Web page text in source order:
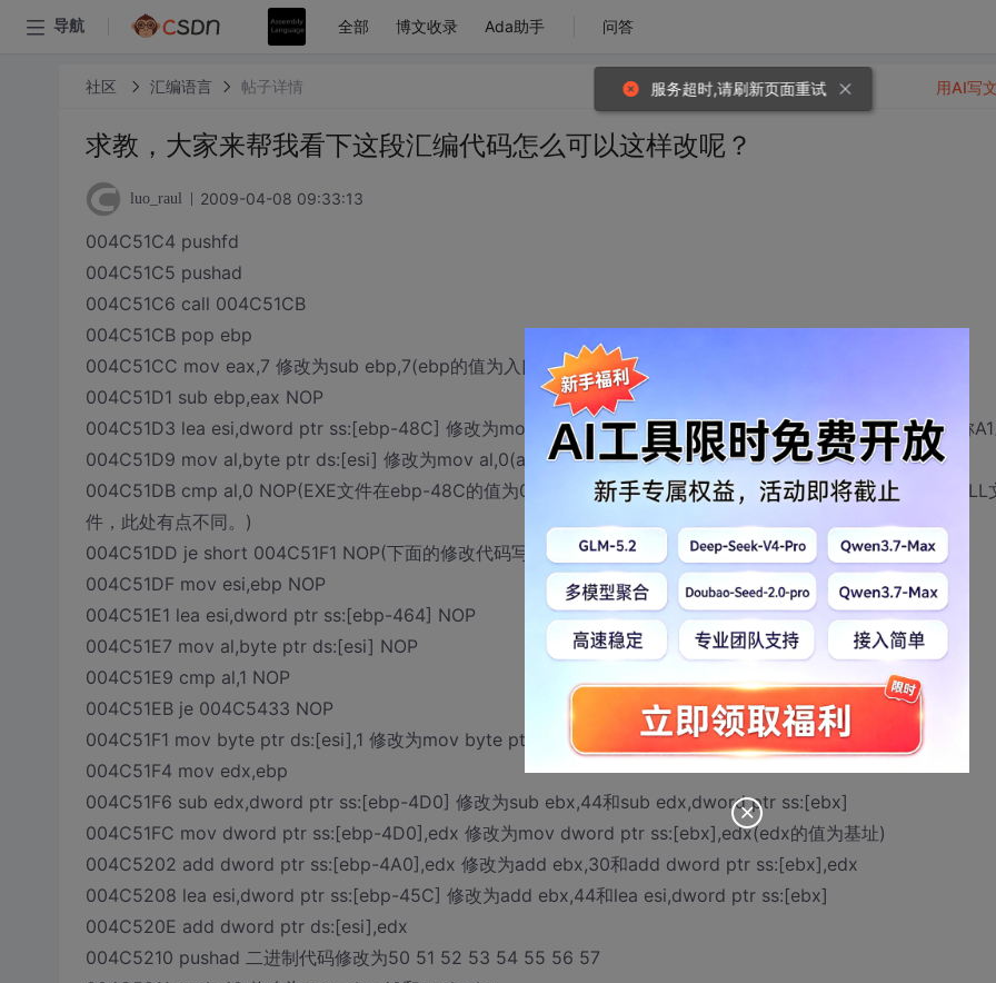
导航 全部 博文收录 Ada助手 问答
社区 汇编语言 帖子详情
求教，大家来帮我看下这段汇编代码怎么可以这样改呢？
luo_raul 2009-04-08 09:33:13
004C51C4 pushfd
004C51C5 pushad
004C51C6 call 004C51CB
004C51CB pop ebp
004C51CC mov eax,7 修改为sub ebp,7(ebp的值为入口点的内存值)
004C51D1 sub ebp,eax NOP
004C51D3 lea esi,dword ptr ss:[ebp-48C] 修改为mov ebx,-48C和add ebx,ebp，记下此处的48C这个值就称
004C51D9 mov al,byte ptr ds:[esi] 修改为mov al,0(al的值为eax的最低二位)
004C51DB cmp al,0 NOP(EXE文件在ebp-48C的值为0,DLL则为1,所以可以将以下的判断语句NOP，如果修改DLL
件，此处有点不同。)
004C51DD je short 004C51F1 NOP(下面的修改代码写到NOP这里,也可以在这里写点花代码)
004C51DF mov esi,ebp NOP
004C51E1 lea esi,dword ptr ss:[ebp-464] NOP
004C51E7 mov al,byte ptr ds:[esi] NOP
004C51E9 cmp al,1 NOP
004C51EB je 004C5433 NOP
004C51F1 mov byte ptr ds:[esi],1 修改为mov byte ptr ds:[ebx],1(往上移到NOP处)
004C51F4 mov edx,ebp
004C51F6 sub edx,dword ptr ss:[ebp-4D0] 修改为sub ebx,44和sub edx,dword ptr ss:[ebx]
004C51FC mov dword ptr ss:[ebp-4D0],edx 修改为mov dword ptr ss:[ebx],edx(edx的值为基址)
004C5202 add dword ptr ss:[ebp-4A0],edx 修改为add ebx,30和add dword ptr ss:[ebx],edx
004C5208 lea esi,dword ptr ss:[ebp-45C] 修改为add ebx,44和lea esi,dword ptr ss:[ebx]
004C520E add dword ptr ds:[esi],edx
004C5210 pushad 二进制代码修改为50 51 52 53 54 55 56 57
用AI写
服务超时,请刷新页面重试